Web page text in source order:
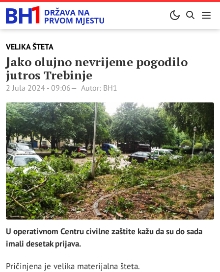
VELIKA ŠTETA
Јako olujno nevrijeme pogodilo
jutros Trebinje
2 Jula 2024 - 09:06 Autor: BH1
U operativnom Centru civilne zaštite kažu da su do sada
imali desetak prijava.
Pričinjena je velika materijalna šteta.